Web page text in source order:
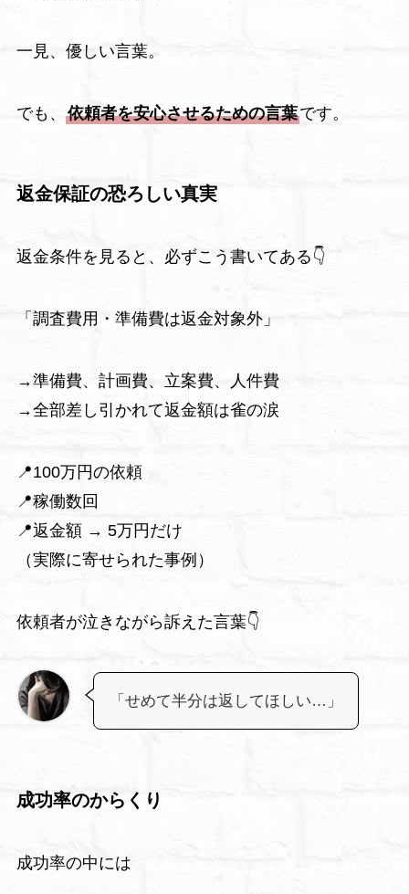
一見、優しい言葉。
でも、 依頼者を安心させるための言葉です。
返金保証の恐ろしい真実
返金条件を見ると、必ずこう書いてある👇
「調査費用・準備費は返金対象外」
→準備費、計画費、立案費、人件費
→全部差し引かれて返金額は雀の涙
📍100万円の依頼
📍稼働数回
📍返金額 → 5万円だけ
（実際に寄せられた事例）
依頼者が泣きながら訴えた言葉👇
「せめて半分は返してほしい…」
成功率のからくり
成功率の中には